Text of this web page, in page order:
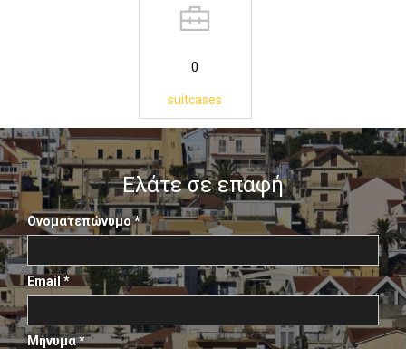
0
suitcases
Ελάτε σε επαφή
Ονοματεπώνυμο*
Email *
Μήνυμα*